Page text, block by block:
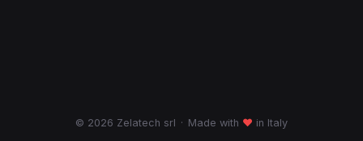
© 2026 Zelatech srl · Made with ♥ in Italy